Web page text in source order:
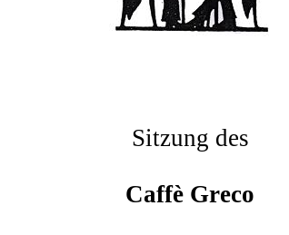
Sitzung des
Caffè Greco